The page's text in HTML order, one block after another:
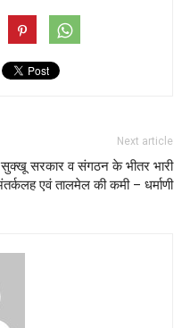
Next article
सुक्खू सरकार व संगठन के भीतर भारी
एवं तालमेल की कमी – धर्माणी